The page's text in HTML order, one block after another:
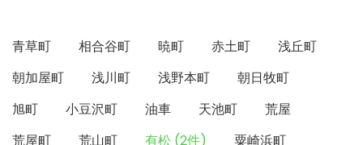
青草町 相合谷町 暁町 赤土町
浅丘町
朝加屋町
浅川町 浅野本町
朝日牧町
旭町
小豆沢町 油車 天池町
荒屋
荒屋町
荒山町 有松 (2件)
粟崎浜町